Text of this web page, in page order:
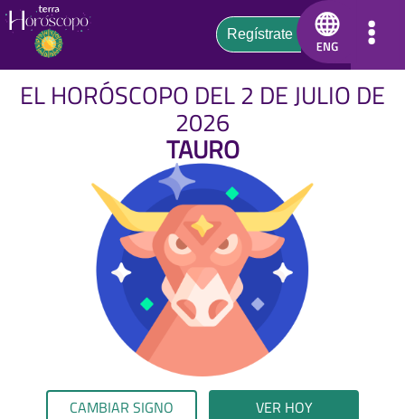
EL HORÓSCOPO DEL 2 DE JULIO DE
2026
TAURO
CAMBIAR SIGNO VER HOY